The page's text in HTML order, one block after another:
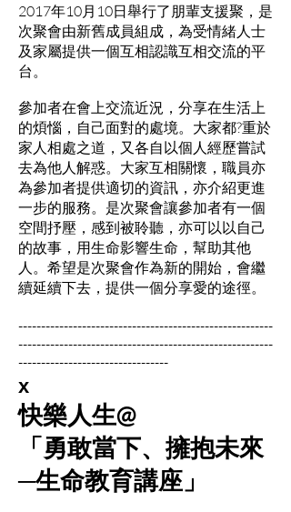
2017年10月10日舉行了朋輩支援聚，是
次聚會由新舊成員組成，為受情緒人士
及家屬提供一個互相認識互相交流的平
台。
參加者在會上交流近況，分享在生活上
的煩惱，自己面對的處境。大家都?重於
家人相處之道，又各自以個人經歷嘗試
去為他人解惑。大家互相關懷，職員亦
為參加者提供適切的資訊，亦介紹更進
一步的服務。是次聚會讓參加者有一個
空間抒壓，感到被聆聽，亦可以以自己
的故事，用生命影響生命，幫助其他
人。希望是次聚會作為新的開始，會繼
續延續下去，提供一個分享愛的途徑。
--------------------------------------------------------
--------------------------------------------------------
---------------------------------
x
快樂人生@
「勇敢當下、擁抱未來
─生命教育講座」